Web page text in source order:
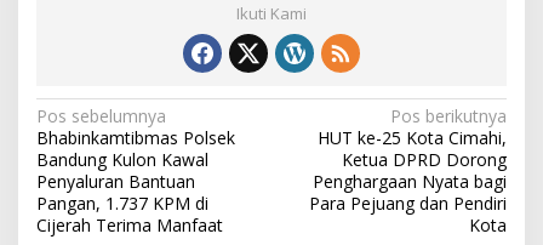
Ikuti Kami
N
a
v
i
Pos sebelumnya
Bhabinkamtibmas Polsek
Bandung Kulon Kawal
Penyaluran Bantuan
Pangan, 1.737 KPM di
Cijerah Terima Manfaat
Pos berikutnya
HUT ke-25 Kota Cimahi,
Ketua DPRD Dorong
Penghargaan Nyata bagi
Para Pejuang dan Pendiri
Kota